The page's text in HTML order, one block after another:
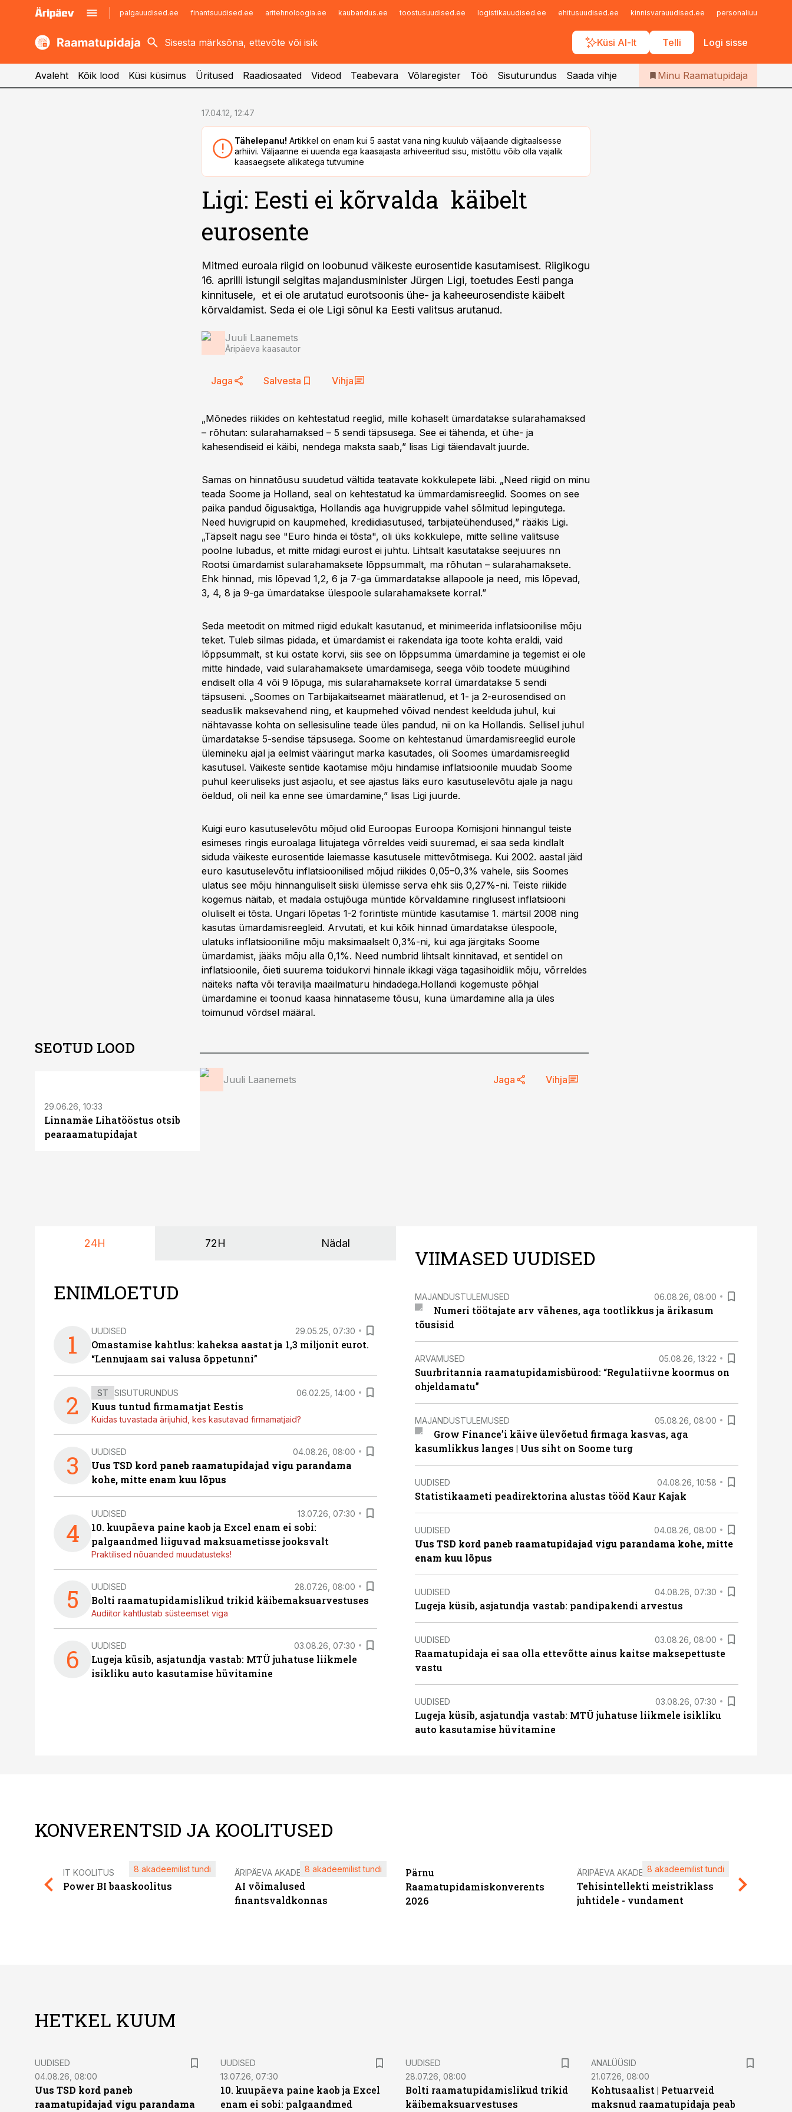
palgauudised.ee finantsuudised.ee aritehnoloogia.ee kaubandus.ee toostusuudised.ee logistikauudised.ee ehitusuudised.ee kinnisvarauudised.ee personaliuudised.ee
Küsi AI-lt Telli Logi sisse
kaubandus.ee
kinnisvarauudised.ee
imelineajalugu.ee
Infopank
Iseteenindus
Telli Raamatupidaja
Avaleht Kõik lood Küsi küsimus Üritused Raadiosaated Videod Teabevara Võlaregister Töö Sisuturundus Saada vihje Minu Raamatupidaja
17.04.12, 12:47
Tähelepanu! Artikkel on enam kui 5 aastat vana ning kuulub väljaande digitaalsesse
arhiivi. Väljaanne ei uuenda ega kaasajasta arhiveeritud sisu, mistõttu võib olla vajalik
kaasaegsete allikatega tutvumine
Ligi: Eesti ei kõrvalda käibelt
eurosente
Mitmed euroala riigid on loobunud väikeste eurosentide kasutamisest. Riigikogu
16. aprilli istungil selgitas majandusminister Jürgen Ligi, toetudes Eesti panga
kinnitusele, et ei ole arutatud eurotsoonis ühe- ja kaheeurosendiste käibelt
kõrvaldamist. Seda ei ole Ligi sõnul ka Eesti valitsus arutanud.
Juuli Laanemets
Äripäeva kaasautor
Jaga Salvesta Vihja
„Mõnedes riikides on kehtestatud reeglid, mille kohaselt ümardatakse sularahamaksed
– rõhutan: sularahamaksed – 5 sendi täpsusega. See ei tähenda, et ühe- ja
kahesendiseid ei käibi, nendega maksta saab,” lisas Ligi täiendavalt juurde.
Samas on hinnatõusu suudetud vältida teatavate kokkulepete läbi. „Need riigid on minu
teada Soome ja Holland, seal on kehtestatud ka ümmardamisreeglid. Soomes on see
paika pandud õigusaktiga, Hollandis aga huvigruppide vahel sõlmitud lepingutega.
Need huvigrupid on kaupmehed, krediidiasutused, tarbijateühendused,” rääkis Ligi.
„Täpselt nagu see "Euro hinda ei tõsta", oli üks kokkulepe, mitte selline valitsuse
poolne lubadus, et mitte midagi eurost ei juhtu. Lihtsalt kasutatakse seejuures nn
Rootsi ümardamist sularahamaksete lõppsummalt, ma rõhutan – sularahamaksete.
Ehk hinnad, mis lõpevad 1,2, 6 ja 7-ga ümmardatakse allapoole ja need, mis lõpevad,
3, 4, 8 ja 9-ga ümardatakse ülespoole sularahamaksete korral.”
Seda meetodit on mitmed riigid edukalt kasutanud, et minimeerida inflatsioonilise mõju
teket. Tuleb silmas pidada, et ümardamist ei rakendata iga toote kohta eraldi, vaid
lõppsummalt, st kui ostate korvi, siis see on lõppsumma ümardamine ja tegemist ei ole
mitte hindade, vaid sularahamaksete ümardamisega, seega võib toodete müügihind
endiselt olla 4 või 9 lõpuga, mis sularahamaksete korral ümardatakse 5 sendi
täpsuseni. „Soomes on Tarbijakaitseamet määratlenud, et 1- ja 2-eurosendised on
seaduslik maksevahend ning, et kaupmehed võivad nendest keelduda juhul, kui
nähtavasse kohta on sellesisuline teade üles pandud, nii on ka Hollandis. Sellisel juhul
ümardatakse 5-sendise täpsusega. Soome on kehtestanud ümardamisreeglid eurole
ülemineku ajal ja eelmist vääringut marka kasutades, oli Soomes ümardamisreeglid
kasutusel. Väikeste sentide kaotamise mõju hindamise inflatsioonile muudab Soome
puhul keeruliseks just asjaolu, et see ajastus läks euro kasutuselevõtu ajale ja nagu
öeldud, oli neil ka enne see ümardamine,” lisas Ligi juurde.
Kuigi euro kasutuselevõtu mõjud olid Euroopas Euroopa Komisjoni hinnangul teiste
esimeses ringis euroalaga liitujatega võrreldes veidi suuremad, ei saa seda kindlalt
siduda väikeste eurosentide laiemasse kasutusele mittevõtmisega. Kui 2002. aastal jäid
euro kasutuselevõtu inflatsioonilised mõjud riikides 0,05–0,3% vahele, siis Soomes
ulatus see mõju hinnanguliselt siiski ülemisse serva ehk siis 0,27%-ni. Teiste riikide
kogemus näitab, et madala ostujõuga müntide kõrvaldamine ringlusest inflatsiooni
oluliselt ei tõsta. Ungari lõpetas 1-2 forintiste müntide kasutamise 1. märtsil 2008 ning
kasutas ümardamisreegleid. Arvutati, et kui kõik hinnad ümardatakse ülespoole,
ulatuks inflatsiooniline mõju maksimaalselt 0,3%-ni, kui aga järgitaks Soome
ümardamist, jääks mõju alla 0,1%. Need numbrid lihtsalt kinnitavad, et sentidel on
inflatsioonile, õieti suurema toidukorvi hinnale ikkagi väga tagasihoidlik mõju, võrreldes
näiteks nafta või teravilja maailmaturu hindadega.Hollandi kogemuste põhjal
ümardamine ei toonud kaasa hinnataseme tõusu, kuna ümardamine alla ja üles
toimunud võrdsel määral.
Juuli Laanemets Jaga Vihja
SEOTUD LOOD
29.06.26, 10:33
Linnamäe Lihatööstus otsib
pearaamatupidajat
24H 72H Nädal
ENIMLOETUD
1 UUDISED 29.05.25, 07:30
Omastamise kahtlus: kaheksa aastat ja 1,3 miljonit eurot.
“Lennujaam sai valusa õppetunni”
2 ST SISUTURUNDUS 06.02.25, 14:00
Kuus tuntud firmamatjat Eestis
Kuidas tuvastada ärijuhid, kes kasutavad firmamatjaid?
3 UUDISED 04.08.26, 08:00
Uus TSD kord paneb raamatupidajad vigu parandama
kohe, mitte enam kuu lõpus
4
UUDISED 13.07.26, 07:30
10. kuupäeva paine kaob ja Excel enam ei sobi:
palgaandmed liiguvad maksuametisse jooksvalt
Praktilised nõuanded muudatusteks!
5 UUDISED 28.07.26, 08:00
Bolti raamatupidamislikud trikid käibemaksuarvestuses
Audiitor kahtlustab süsteemset viga
6 UUDISED 03.08.26, 07:30
Lugeja küsib, asjatundja vastab: MTÜ juhatuse liikmele
isikliku auto kasutamise hüvitamine
VIIMASED UUDISED
MAJANDUSTULEMUSED 06.08.26, 08:00
Numeri töötajate arv vähenes, aga tootlikkus ja ärikasum
tõusisid
ARVAMUSED 05.08.26, 13:22
Suurbritannia raamatupidamisbürood: “Regulatiivne koormus on
ohjeldamatu”
MAJANDUSTULEMUSED 05.08.26, 08:00
Grow Finance’i käive ülevõetud firmaga kasvas, aga
kasumlikkus langes | Uus siht on Soome turg
UUDISED 04.08.26, 10:58
Statistikaameti peadirektorina alustas tööd Kaur Kajak
UUDISED 04.08.26, 08:00
Uus TSD kord paneb raamatupidajad vigu parandama kohe, mitte
enam kuu lõpus
UUDISED 04.08.26, 07:30
Lugeja küsib, asjatundja vastab: pandipakendi arvestus
UUDISED 03.08.26, 08:00
Raamatupidaja ei saa olla ettevõtte ainus kaitse maksepettuste
vastu
UUDISED 03.08.26, 07:30
Lugeja küsib, asjatundja vastab: MTÜ juhatuse liikmele isikliku
auto kasutamise hüvitamine
KONVERENTSID JA KOOLITUSED
IT KOOLITUS
Power BI baaskoolitus
8 akadeemilist tundi ÄRIPÄEVA AKADEEMIA
AI võimalused
finantsvaldkonnas
8 akadeemilist tundi
Pärnu
Raamatupidamiskonverents
2026
ÄRIPÄEVA AKADEEMIA
Tehisintellekti meistriklass
juhtidele - vundament
8 akadeemilist tundi
HETKEL KUUM
UUDISED
04.08.26, 08:00
Uus TSD kord paneb
raamatupidajad vigu parandama
UUDISED
13.07.26, 07:30
10. kuupäeva paine kaob ja Excel
enam ei sobi: palgaandmed
UUDISED
28.07.26, 08:00
Bolti raamatupidamislikud trikid
käibemaksuarvestuses
ANALÜÜSID
21.07.26, 08:00
Kohtusaalist | Petuarveid
maksnud raamatupidaja peab